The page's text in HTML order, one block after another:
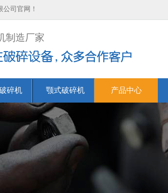
司官网！
制造厂家
碎机 颚式破碎机 产品中心